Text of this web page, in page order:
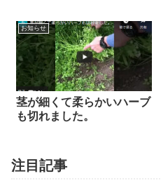
お知らせ
茎が細くて柔らかいハーブ
も切れました。
注目記事